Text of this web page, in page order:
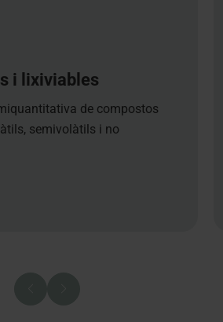
i lixiviables
de compostos
semivolàtils i no